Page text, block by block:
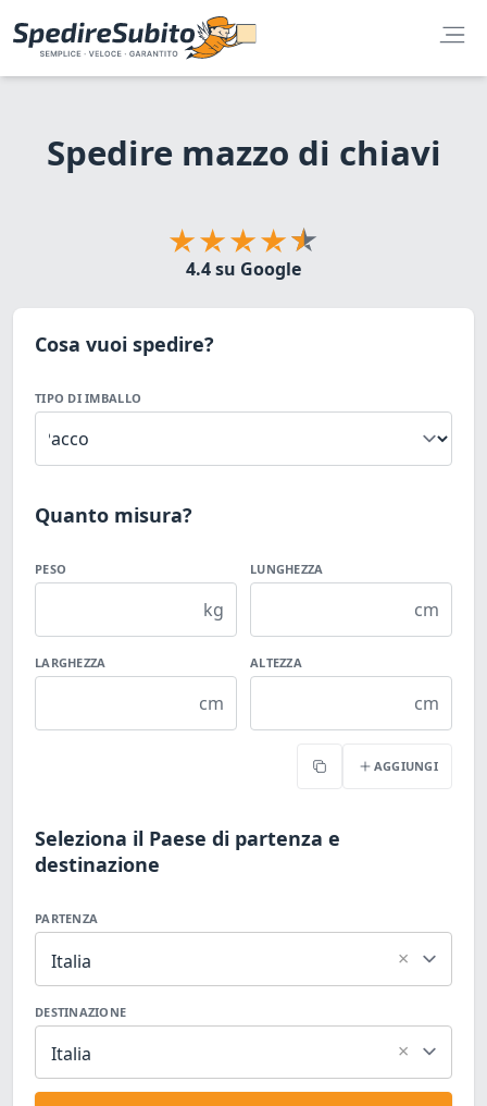
Spedire mazzo di chiavi
4.4 su Google
Cosa vuoi spedire?
TIPO DI IMBALLO
Quanto misura?
PESO
kg
LUNGHEZZA
cm
LARGHEZZA
cm
ALTEZZA
cm
Copia AGGIUNGI
Seleziona il Paese di partenza e
destinazione
PARTENZA
Italia ×
DESTINAZIONE
Italia ×